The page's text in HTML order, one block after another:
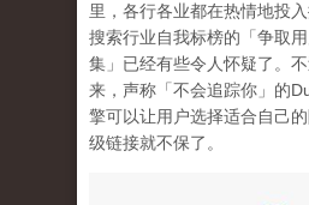
里，各行各业都在热情地投
搜索行业自我标榜的「争取
集」已经有些令人怀疑了。
来，声称「不会追踪你」的
擎可以让用户选择适合自己
级链接就不保了。